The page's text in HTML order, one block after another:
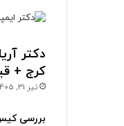
دکتر
کرج +
تیر 31, 1405
بررسی